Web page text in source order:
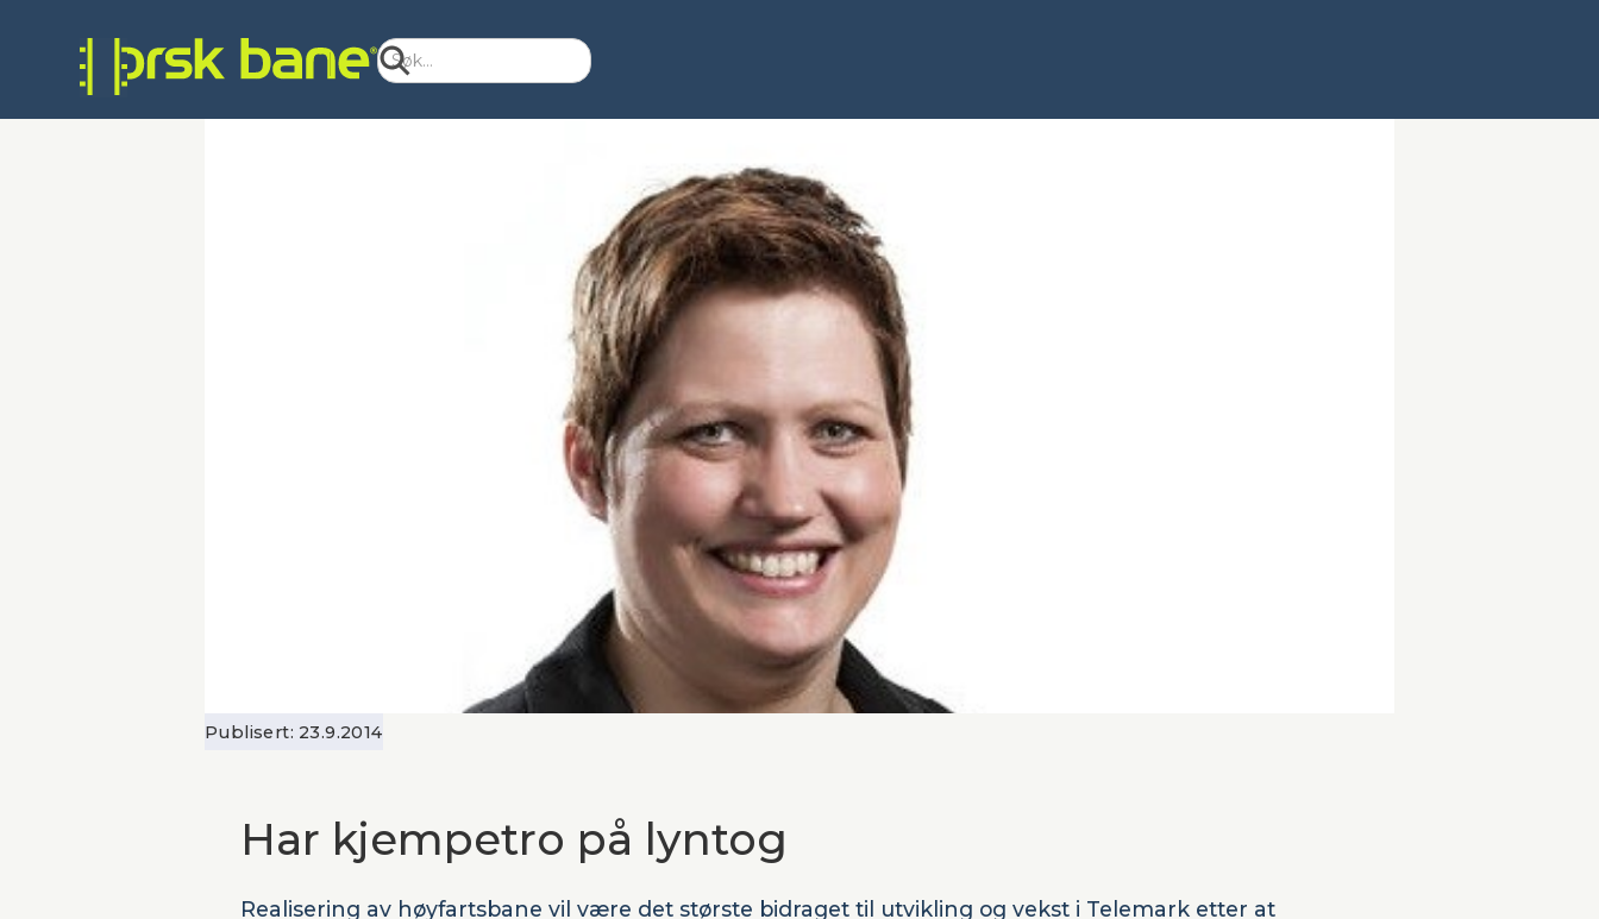
Publisert: 23.9.2014
Har kjempetro på lyntog
Realisering av høyfartsbane vil være det største bidraget til utvikling og vekst i Telemark etter at